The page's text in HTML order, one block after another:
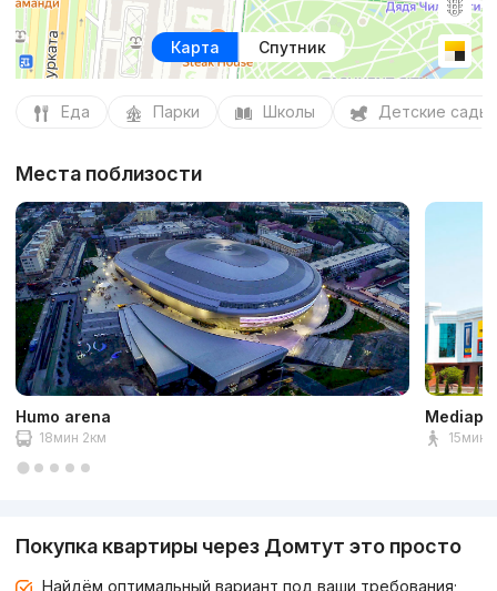
Карта Спутник
Еда Парки Школы Детские сады
Места поблизости
Humo arena
18мин 2км 15мин
Покупка квартиры через Домтут это просто
Найдём оптимальный вариант под ваши требования;